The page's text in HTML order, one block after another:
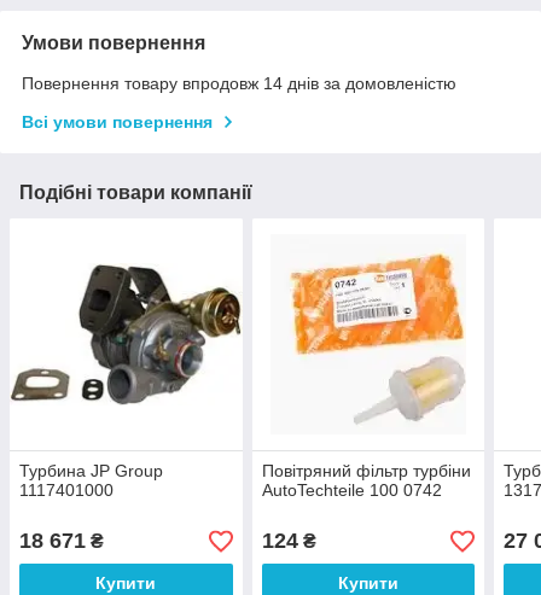
Умови повернення
Повернення товару впродовж 14 днів за домовленістю
Всі умови повернення
Подібні товари компанії
Турбина JP Group
1117401000
18 671 ₴
Купити
Повітряний фільтр турбіни
AutoTechteile 100 0742
124₴
Купити
27